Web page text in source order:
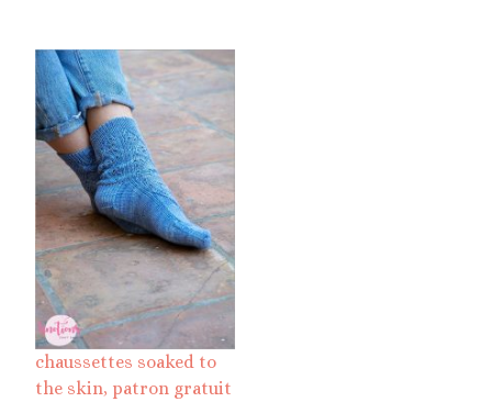
chaussettes soaked to
the skin, patron gratuit